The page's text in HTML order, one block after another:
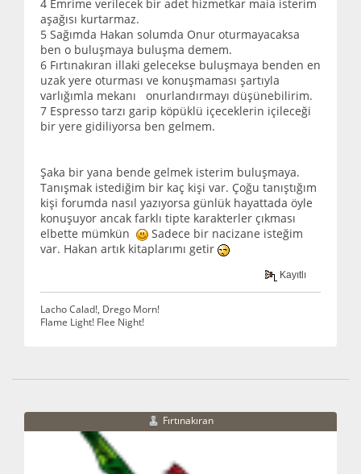
4 Emrime verilecek bir adet hizmetkar maia isterim
aşağısı kurtarmaz.
5 Sağımda Hakan solumda Onur oturmayacaksa
ben o buluşmaya buluşma demem.
6 Fırtınakıran illaki gelecekse buluşmaya benden en
uzak yere oturması ve konuşmaması şartıyla
varlığımla mekanı onurlandırmayı düşünebilirim.
7 Espresso tarzı garip köpüklü içeceklerin içileceği
bir yere gidiliyorsa ben gelmem.
Şaka bir yana bende gelmek isterim buluşmaya.
Tanışmak istediğim bir kaç kişi var. Çoğu tanıştığım
kişi forumda nasıl yazıyorsa günlük hayattada öyle
konuşuyor ancak farklı tipte karakterler çıkması
elbette mümkün
Sadece bir nacizane isteğim
var. Hakan artık kitaplarımı getir
Kayıtlı
Lacho Calad!, Drego Morn!
Flame Light! Flee Night!
Fırtınakıran